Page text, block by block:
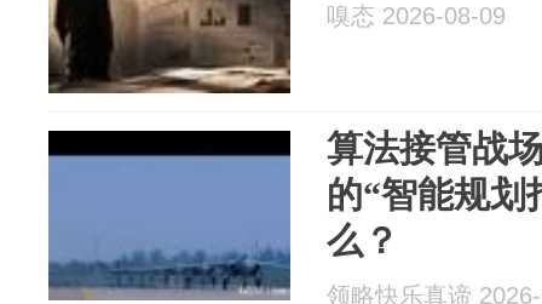
嗅态 2026-08-09
算法接管战
的“智能规划
么？
领略快乐真谛